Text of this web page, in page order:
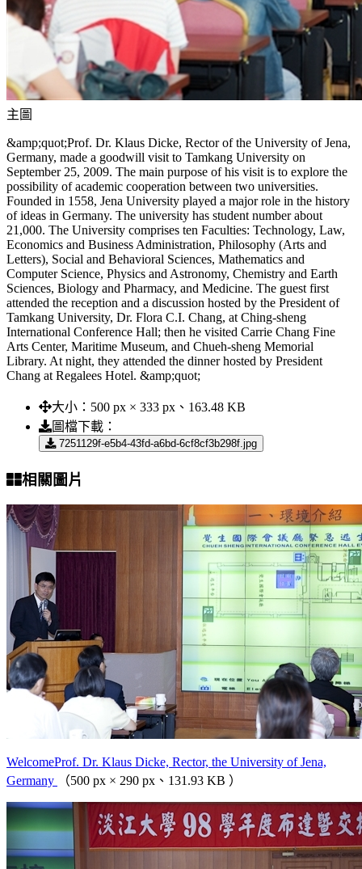
主圖
&amp;quot;Prof. Dr. Klaus Dicke, Rector of the University of Jena,
Germany, made a goodwill visit to Tamkang University on
September 25, 2009. The main purpose of his visit is to explore the
possibility of academic cooperation between two universities.
Founded in 1558, Jena University played a major role in the history
of ideas in Germany. The university has student number about
21,000. The University comprises ten Faculties: Technology, Law,
Economics and Business Administration, Philosophy (Arts and
Letters), Social and Behavioral Sciences, Mathematics and
Computer Science, Physics and Astronomy, Chemistry and Earth
Sciences, Biology and Pharmacy, and Medicine. The guest first
attended the reception and a discussion hosted by the President of
Tamkang University, Dr. Flora C.I. Chang, at Ching-sheng
International Conference Hall; then he visited Carrie Chang Fine
Arts Center, Maritime Museum, and Chueh-sheng Memorial
Library. At night, they attended the dinner hosted by President
Chang at Regalees Hotel. &amp;quot;
大小： 500 px × 333 px、163.48 KB
圖檔下載：
7251129f-e5b4-43fd-a6bd-6cf8cf3b298f.jpg
相關圖片
WelcomeProf. Dr. Klaus Dicke, Rector, the University of Jena,
Germany
（500 px × 290 px、131.93 KB ）